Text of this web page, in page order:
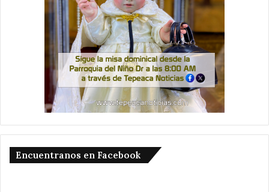
Encuentranos en Facebook